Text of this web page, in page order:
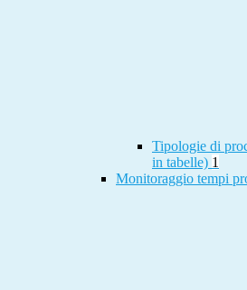
Tipologie di
in tabelle) 1
Monitoraggio tempi